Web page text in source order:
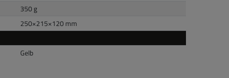
350 g
250×215×120mm
Gelb